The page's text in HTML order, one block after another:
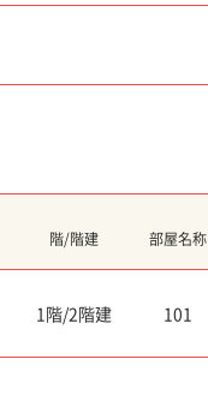
階/階建 部屋名称
1階/2階建 101